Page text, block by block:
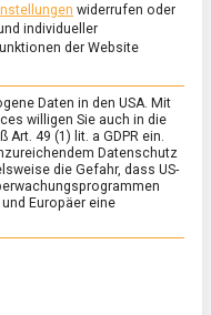
–
ist, gilt es
widerrufen oder
individueller
der Website
Daten in den USA. Mit
willigen Sie auch in die
Art. 49 (1) lit. a GDPR ein.
Datenschutz
die Gefahr, dass US-
Europäer eine
für die eine